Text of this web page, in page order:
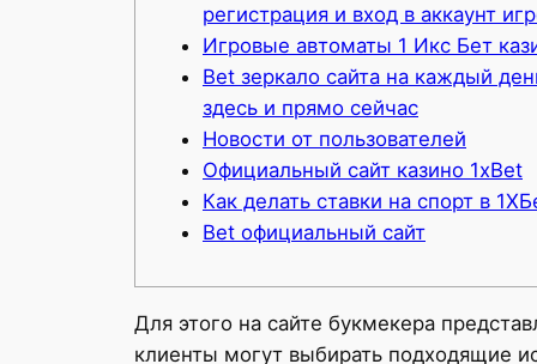
регистрация и вход в аккаунт
Игровые автоматы 1 Икс Бет
Bet зеркало сайта на каждый
здесь и прямо сейчас
Новости от пользователей
Официальный сайт казино 1xBet
Как делать ставки на спорт в
Bet официальный сайт
Для этого на сайте букмекера
клиенты могут выбирать подходящие